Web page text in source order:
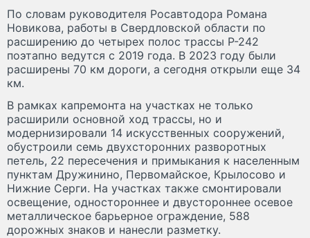
По словам руководителя Росавтодора Романа
Новикова, работы в Свердловской области по
расширению до четырех полос трассы Р-242
поэтапно ведутся с 2019 года. В 2023 году были
расширены 70 км дороги, а сегодня открыли еще 34
км.
В рамках капремонта на участках не только
расширили основной ход трассы, но и
модернизировали 14 искусственных сооружений,
обустроили семь двухсторонних разворотных
петель, 22 пересечения и примыкания к населенным
пунктам Дружинино, Первомайское, Крылосово и
Нижние Серги. На участках также смонтировали
освещение, одностороннее и двустороннее осевое
металлическое барьерное ограждение, 588
дорожных знаков и нанесли разметку.